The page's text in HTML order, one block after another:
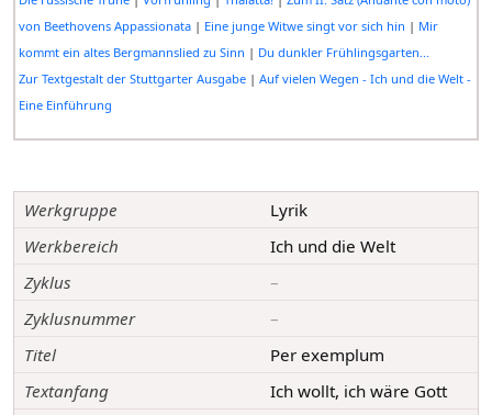
von Beethovens Appassionata| Eine junge Witwe singt vor sich hin | Mir
kommt ein altes Bergmannslied zu Sinn | Du dunkler Frühlingsgarten...
Zur Textgestalt der Stuttgarter Ausgabe| Auf vielen Wegen - Ich und die Welt -
Eine Einführung
Werkgruppe
Lyrik
Werkbereich
Ich und die Welt
Zyklus
–
Zyklusnummer
–
Titel
Per exemplum
Textanfang
Ich wollt, ich wäre Gott